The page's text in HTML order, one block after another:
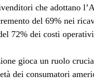
che adottano
del 69% nei
72% dei costi
gioca un ruolo
dei consumatori